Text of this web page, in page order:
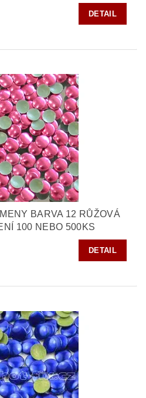
DETAIL
BARVA 12 RŮŽOVÁ
100 NEBO 500KS
DETAIL